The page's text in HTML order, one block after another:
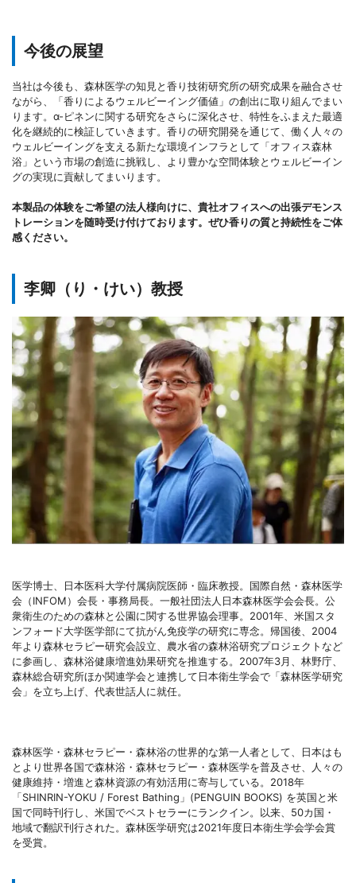
今後の展望
当社は今後も、森林医学の知見と香り技術研究所の研究成果を融合させ
ながら、「香りによるウェルビーイング価値」の創出に取り組んでまい
ります。α-ピネンに関する研究をさらに深化させ、特性をふまえた最適
化を継続的に検証していきます。香りの研究開発を通じて、働く人々の
ウェルビーイングを支える新たな環境インフラとして「オフィス森林
浴」という市場の創造に挑戦し、より豊かな空間体験とウェルビーイン
グの実現に貢献してまいります。
本製品の体験をご希望の法人様向けに、貴社オフィスへの出張デモンス
トレーションを随時受け付けております。ぜひ香りの質と持続性をご体
感ください。
李卿（り・けい）教授
医学博士、日本医科大学付属病院医師・臨床教授。国際自然・森林医学
会（INFOM）会長・事務局長。一般社団法人日本森林医学会会長。公
衆衛生のための森林と公園に関する世界協会理事。2001年、米国スタ
ンフォード大学医学部にて抗がん免疫学の研究に専念。帰国後、2004
年より森林セラピー研究会設立、農水省の森林浴研究プロジェクトなど
に参画し、森林浴健康増進効果研究を推進する。2007年3月、林野庁、
森林総合研究所ほか関連学会と連携して日本衛生学会で「森林医学研究
会」を立ち上げ、代表世話人に就任。
森林医学・森林セラピー・森林浴の世界的な第一人者として、日本はも
とより世界各国で森林浴・森林セラピー・森林医学を普及させ、人々の
健康維持・増進と森林資源の有効活用に寄与している。2018年
「SHINRIN-YOKU / Forest Bathing」(PENGUIN BOOKS) を英国と米
国で同時刊行し、米国でベストセラーにランクイン。以来、50カ国・
地域で翻訳刊行された。森林医学研究は2021年度日本衛生学会学会賞
を受賞。